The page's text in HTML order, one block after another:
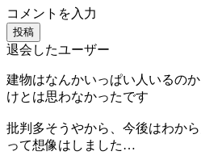
コメントを入力
投稿
退会したユーザー
建物はなんかいっぱい人いるの
けとは思わなかったです
批判多そうやから、今後はわか
って想像はしました…